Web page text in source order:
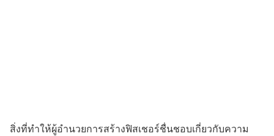
สิ่งที่ทำให้ผู้อำนวยการสร้างฟิสเชอร์ชื่นชอบเกี่ยวกับความ